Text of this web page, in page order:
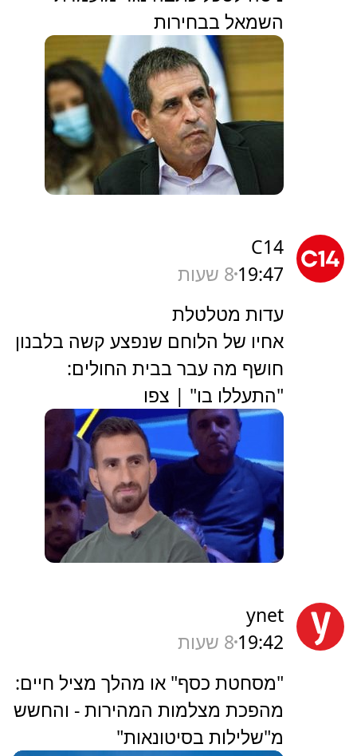
השמאל בבחירות
C14
19:47 8 שעות
עדות מטלטלת
אחיו של הלוחם שנפצע קשה בלבנון
חושף מה עבר בבית החולים:
"התעללו בו" | צפו
ynet
19:42 8 שעות
"מסחטת כסף" או מהלך מציל חיים:
מהפכת מצלמות המהירות - והחשש
מ"שלילות בסיטונאות"